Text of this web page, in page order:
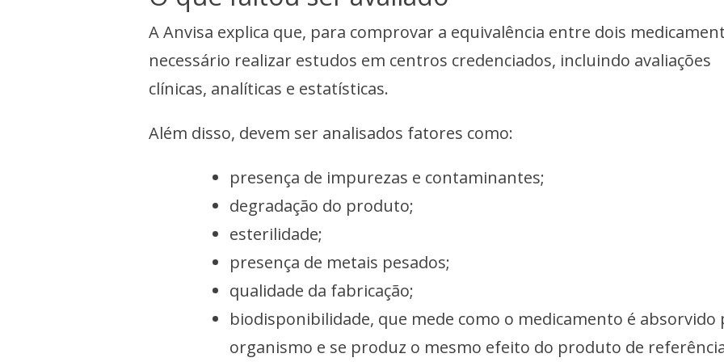
A Anvisa explica que, para comprovar a equivalência entre dois
necessário realizar estudos em centros credenciados, incluindo avaliações
clínicas, analíticas e estatísticas.
Além disso, devem ser analisados fatores como:
presença de impurezas e contaminantes;
degradação do produto;
esterilidade;
presença de metais pesados;
qualidade da fabricação;
biodisponibilidade, que mede como o medicamento é absorvido
organismo e se produz o mesmo efeito do produto de